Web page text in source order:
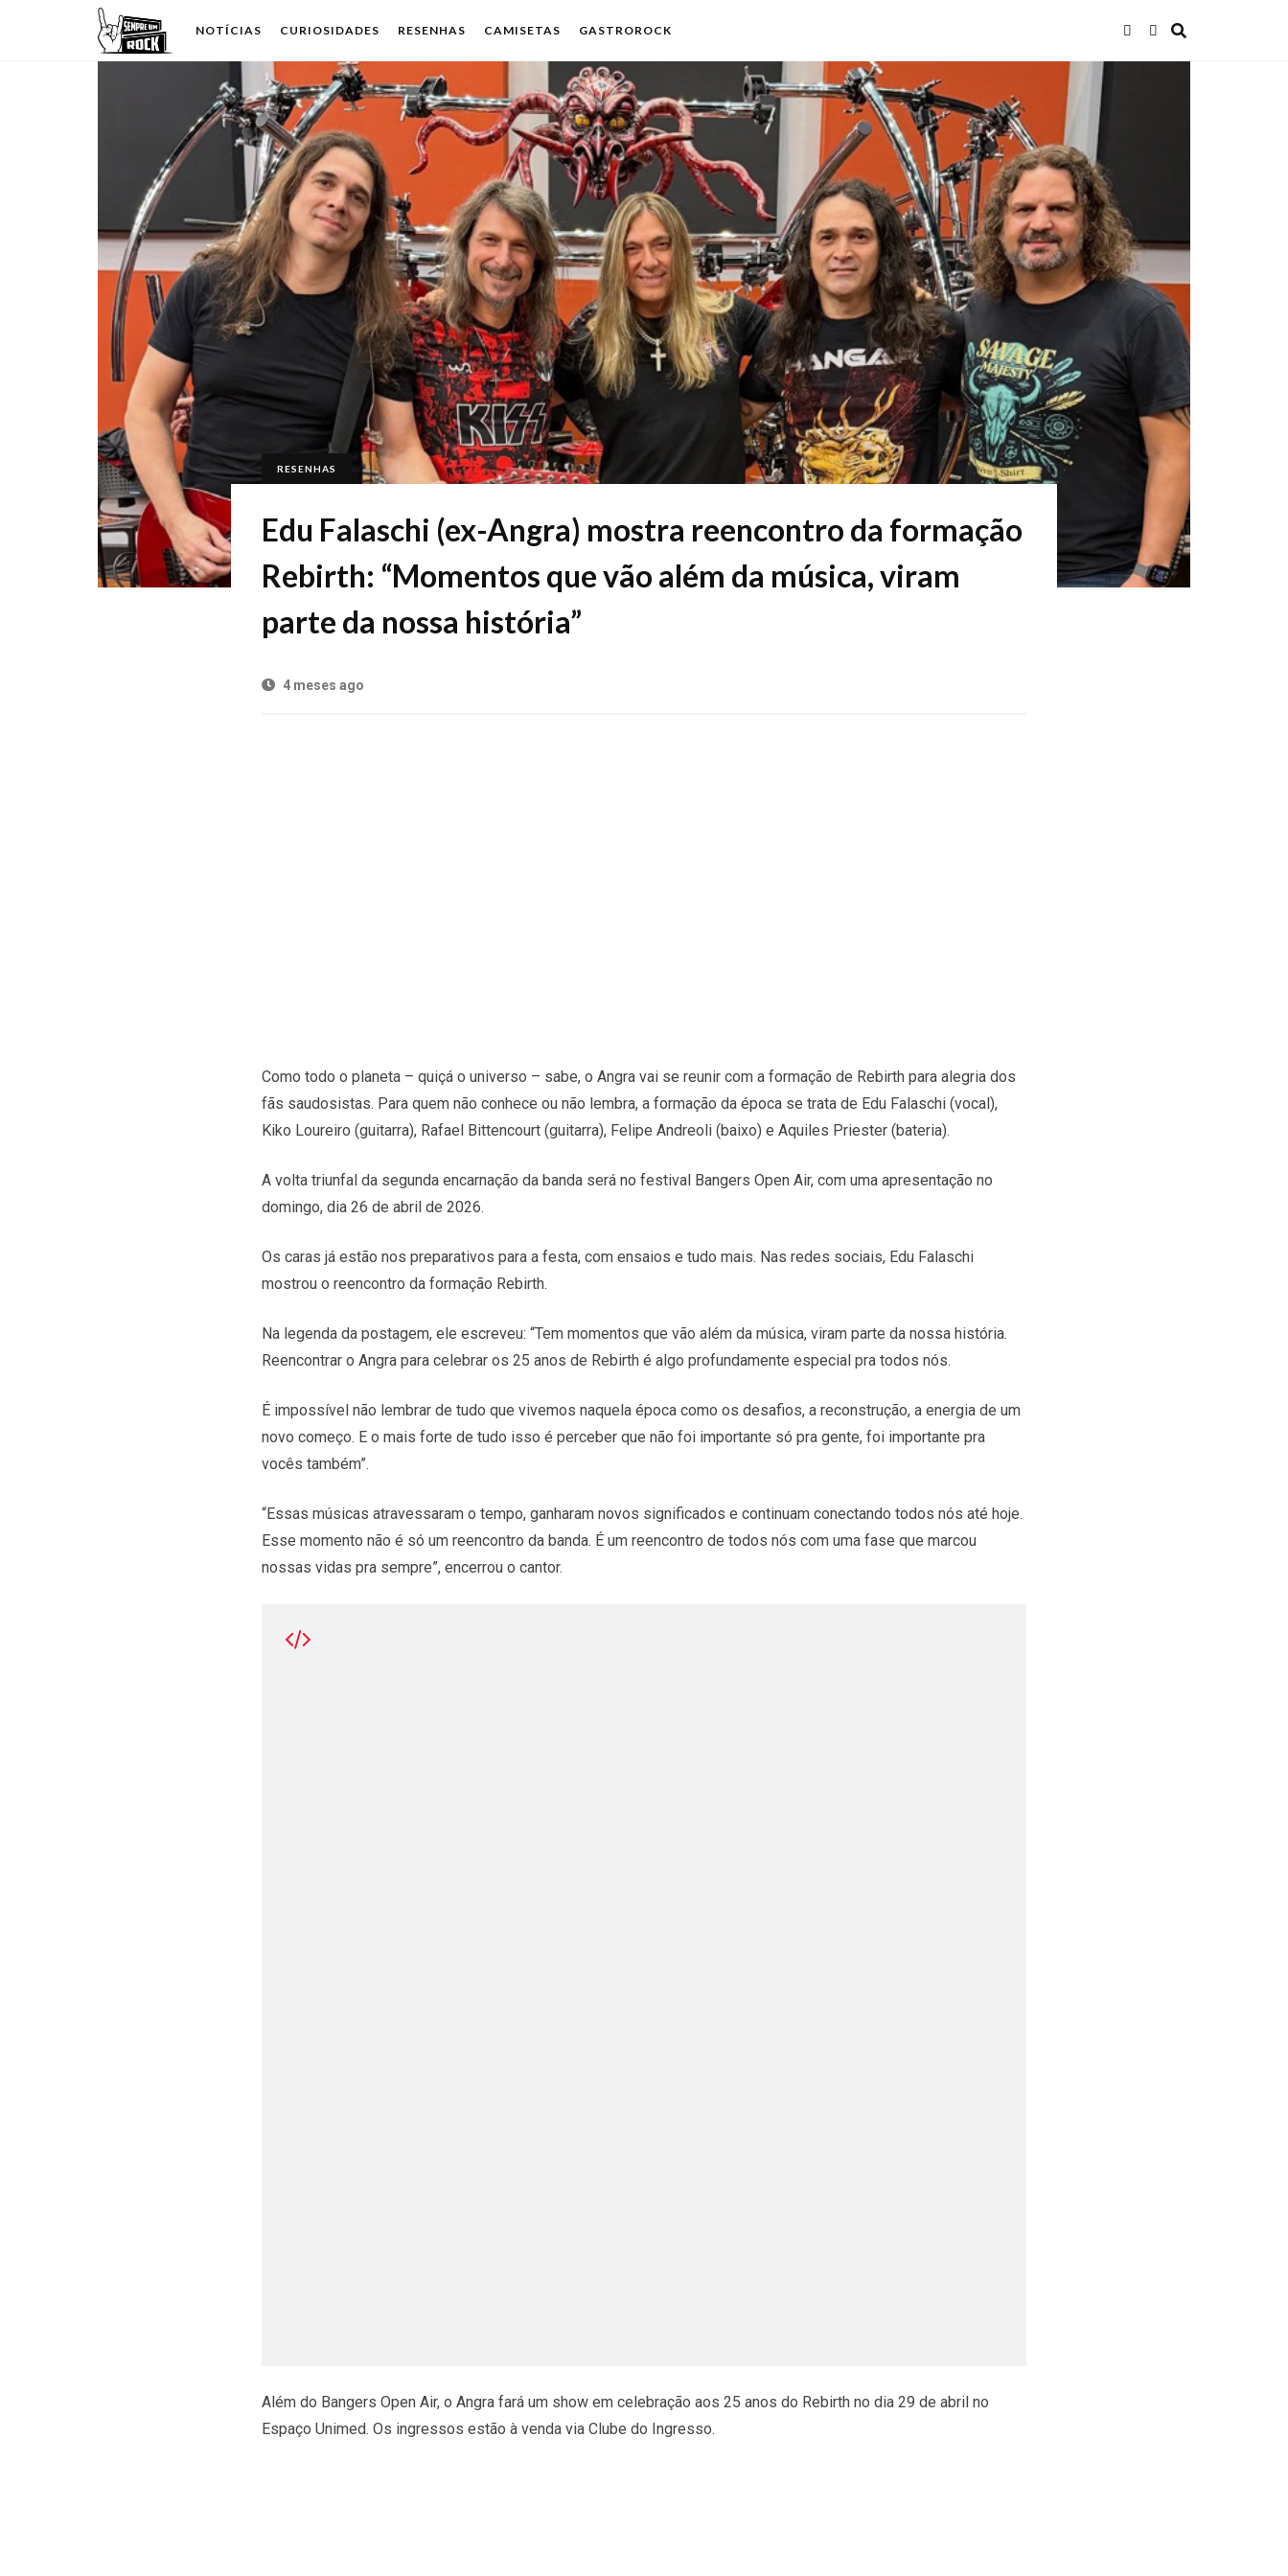
NOTÍCIAS CURIOSIDADES RESENHAS CAMISETAS GASTROROCK
RESENHAS
Edu Falaschi (ex-Angra) mostra reencontro da formação
Rebirth: “Momentos que vão além da música, viram
parte da nossa história”
4 meses ago
Como todo o planeta – quiçá o universo – sabe, o Angra vai se reunir com a formação de Rebirth para alegria dos
fãs saudosistas. Para quem não conhece ou não lembra, a formação da época se trata de Edu Falaschi (vocal),
Kiko Loureiro (guitarra), Rafael Bittencourt (guitarra), Felipe Andreoli (baixo) e Aquiles Priester (bateria).
A volta triunfal da segunda encarnação da banda será no festival Bangers Open Air, com uma apresentação no
domingo, dia 26 de abril de 2026.
Os caras já estão nos preparativos para a festa, com ensaios e tudo mais. Nas redes sociais, Edu Falaschi
mostrou o reencontro da formação Rebirth.
Na legenda da postagem, ele escreveu: “Tem momentos que vão além da música, viram parte da nossa história.
Reencontrar o Angra para celebrar os 25 anos de Rebirth é algo profundamente especial pra todos nós.
É impossível não lembrar de tudo que vivemos naquela época como os desafios, a reconstrução, a energia de um
novo começo. E o mais forte de tudo isso é perceber que não foi importante só pra gente, foi importante pra
vocês também”.
“Essas músicas atravessaram o tempo, ganharam novos significados e continuam conectando todos nós até hoje.
Esse momento não é só um reencontro da banda. É um reencontro de todos nós com uma fase que marcou
nossas vidas pra sempre”, encerrou o cantor.
Além do Bangers Open Air, o Angra fará um show em celebração aos 25 anos do Rebirth no dia 29 de abril no
Espaço Unimed. Os ingressos estão à venda via Clube do Ingresso.